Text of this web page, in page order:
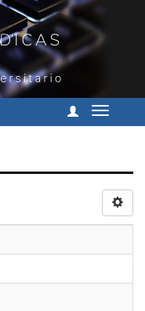
Cambiar